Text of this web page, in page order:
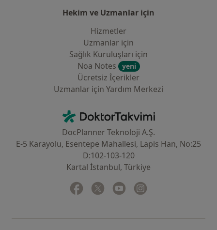
Hekim ve Uzmanlar için
Hizmetler
Uzmanlar için
Sağlık Kuruluşları için
Noa Notes
yeni
Ücretsiz İçerikler
Uzmanlar için Yardım Merkezi
DoktorTakvimi - Ana Sayfa
DocPlanner Teknoloji A.Ş.
E-5 Karayolu, Esentepe Mahallesi, Lapis Han, No:25
D:102-103-120
Kartal İstanbul, Türkiye
Facebook
yeni bir sekmede açılır
Twitter
yeni bir sekmede açılır
Youtube
yeni bir sekmede açılır